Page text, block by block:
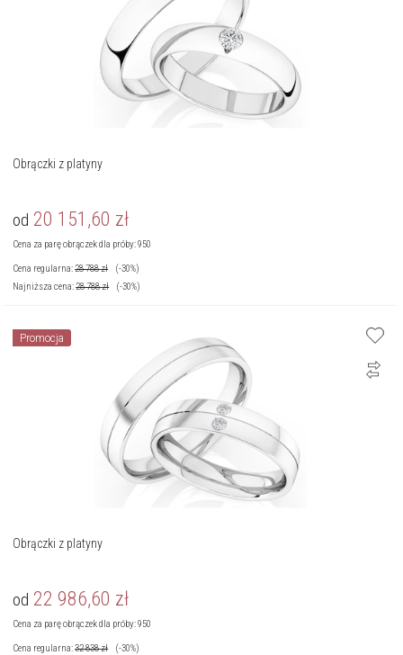
Obrączki z platyny
od 20 151,60 zł
Cena za parę obrączek dla próby: 950
Cena regularna:28 788zł
(-30%)
Najniższa cena:28 788zł (-30%)
Promocja
Obrączki z platyny
od 22 986,60 zł
Cena za parę obrączek dla próby: 950
Cena regularna:32 838zł
(-30%)